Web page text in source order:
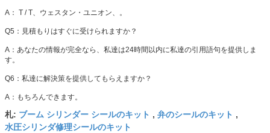
A： T / T、ウェスタン・ユニオン、。
Q5：見積もりはすぐに受けられますか？
A：あなたの情報が完全なら、私達は24時間以内に私達の引用語句を提供しま
す。
Q6：私達に解決策を提供してもらえますか？
A：もちろんできます。
札: ブーム シリンダー シールのキット , 弁のシールのキット ,
水圧シリンダ修理シールのキット